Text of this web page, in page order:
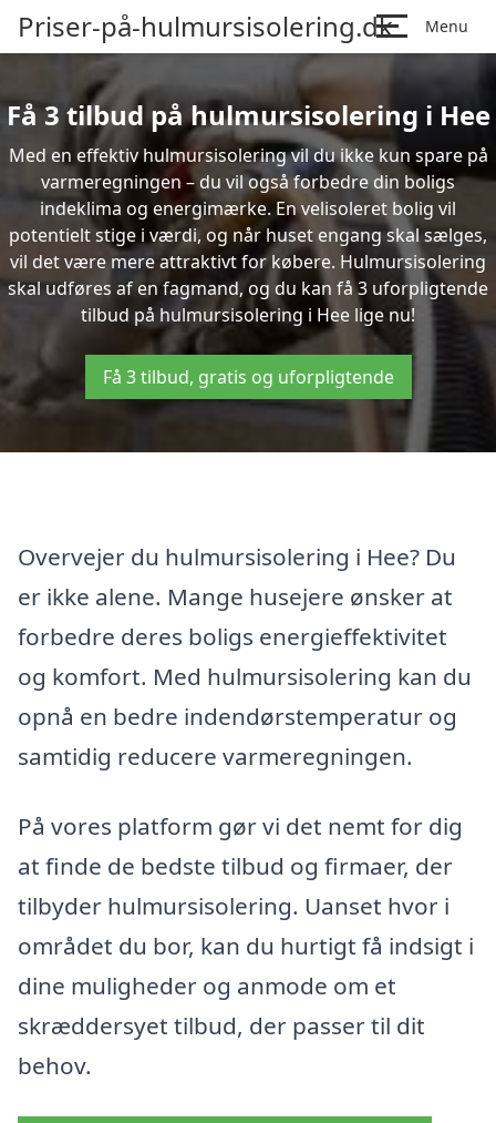
Priser-på-hulmursisolering.dk Menu
Få 3 tilbud på hulmursisolering i Hee
Med en effektiv hulmursisolering vil du ikke kun spare på
varmeregningen – du vil også forbedre din boligs
indeklima og energimærke. En velisoleret bolig vil
potentielt stige i værdi, og når huset engang skal sælges,
vil det være mere attraktivt for købere. Hulmursisolering
skal udføres af en fagmand, og du kan få 3 uforpligtende
tilbud på hulmursisolering i Hee lige nu!
Få 3 tilbud, gratis og uforpligtende
Overvejer du hulmursisolering i Hee? Du
er ikke alene. Mange husejere ønsker at
forbedre deres boligs energieffektivitet
og komfort. Med hulmursisolering kan du
opnå en bedre indendørstemperatur og
samtidig reducere varmeregningen.
På vores platform gør vi det nemt for dig
at finde de bedste tilbud og firmaer, der
tilbyder hulmursisolering. Uanset hvor i
området du bor, kan du hurtigt få indsigt i
dine muligheder og anmode om et
skræddersyet tilbud, der passer til dit
behov.